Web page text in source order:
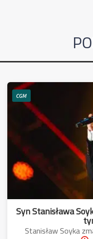
CGM
Syn Stanisława
Stanisław Soyka